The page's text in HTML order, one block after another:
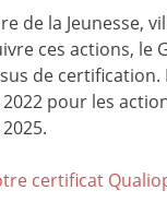
de la Jeunesse,
ces actions, le
de
pour les
certificat